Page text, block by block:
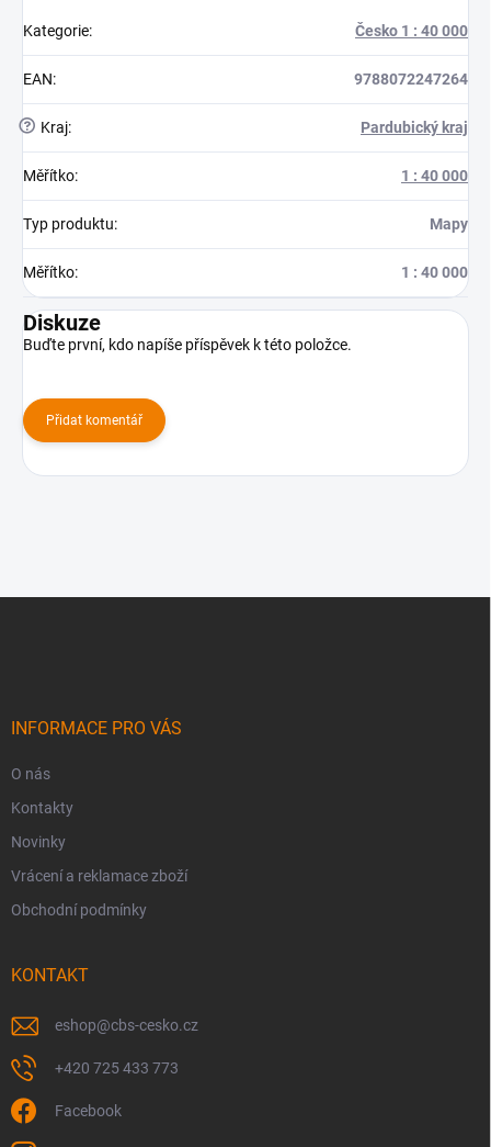
Kategorie: Česko 1 : 40 000
EAN: 9788072247264
? Kraj: Pardubický kraj
Měřítko: 1 : 40 000
Typ produktu: Mapy
Měřítko: 1 : 40 000
Diskuze
Buďte první, kdo napíše příspěvek k této položce.
Přidat komentář
INFORMACE PRO VÁS
O nás
Kontakty
Novinky
Vrácení a reklamace zboží
Obchodní podmínky
KONTAKT
eshop@cbs-cesko.cz
+420 725 433 773
Facebook